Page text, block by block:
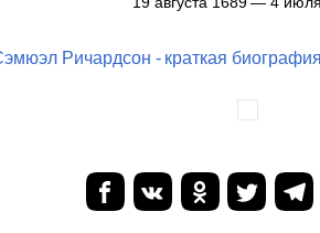
Ричардсон - краткая